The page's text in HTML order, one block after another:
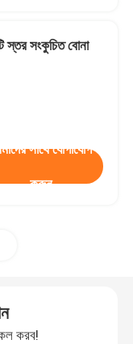
স্তর সংকুচিত বোনা
সাথে যোগাযোগ
করুন
করব!